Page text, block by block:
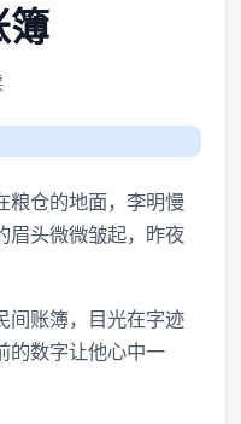
簿
粮仓的地面，李明慢
眉头微微皱起，昨夜
间账簿，目光在字迹
的数字让他心中一